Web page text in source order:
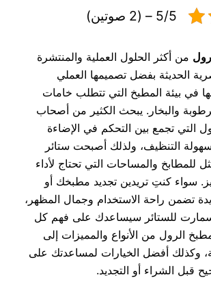
5/5 – (2 صوتين)
من أكثر الحلول العملية والمنتشرة
الحديثة بفضل تصميمها العملي
في بيئة المطبخ التي تتطلب خامات
والبخار. يبحث الكثير من أصحاب
التي تجمع بين التحكم في الإضاءة
التنظيف، ولذلك أصبحت ستائر
للمطابخ والمساحات التي تحتاج لأداء
سواء كنتِ تريدين تجديد مطبخك أو
تضمن راحة الاستخدام وجمال المظهر،
سمارت للستائر سيساعدك على فهم كل
الرول من الأنواع والمميزات إلى
وكذلك أفضل الخيارات لمساعدتك على
قبل الشراء أو التجديد.